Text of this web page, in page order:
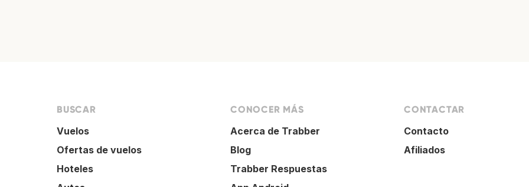
BUSCAR
Vuelos
Ofertas de vuelos
Hoteles
CONOCER MÁS
Acerca de Trabber
Blog
Trabber Respuestas
CONTACTAR
Contacto
Afiliados